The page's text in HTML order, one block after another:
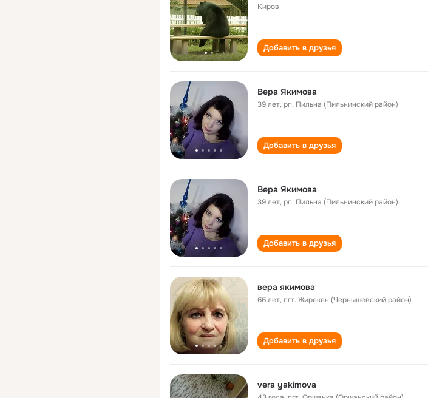
Киров
Добавить в друзья
Вера Якимова
39 лет,рп. Пильна (Пильнинский район)
Добавить в друзья
Вера Якимова
39 лет,рп. Пильна (Пильнинский район)
Добавить в друзья
вера якимова
66 лет,пгт. Жирекен (Чернышевский район)
Добавить в друзья
vera yakimova